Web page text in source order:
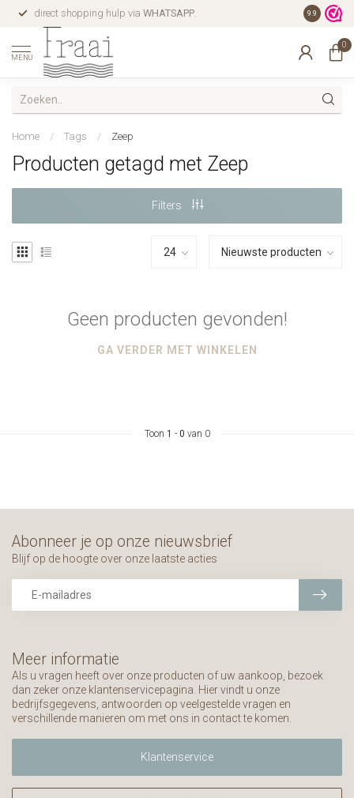
direct shopping hulp via WHATSAPP. gratis
9.9
MENU
0
Home / Tags / Zeep
Producten getagd met Zeep
Filters
Geen producten gevonden!
GA VERDER MET WINKELEN
Toon 1 - 0 van 0
Meer informatie
Als u vragen heeft over onze producten of uw aankoop, bezoek
dan zeker onze klantenservicepagina. Hier vindt u onze
bedrijfsgegevens, antwoorden op veelgestelde vragen en
verschillende manieren om met ons in contact te komen.
Klantenservice
Abonneer je op onze nieuwsbrief
Blijf op de hoogte over onze laatste acties